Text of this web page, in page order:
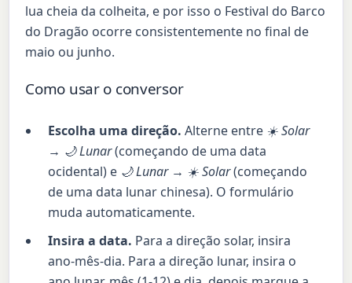
lua cheia da colheita, e por isso o Festival do Barco
do Dragão ocorre consistentemente no final de
maio ou junho.
Como usar o conversor
Escolha uma direção. Alterne entre ☀️ Solar
→ 🌙 Lunar(começando de uma data
ocidental) e 🌙 Lunar → ☀️ Solar(começando
de uma data lunar chinesa). O formulário
muda automaticamente.
Insira a data. Para a direção solar, insira
ano-mês-dia. Para a direção lunar, insira o